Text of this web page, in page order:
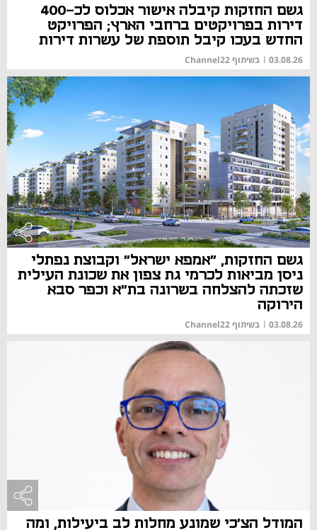
גשם החזקות קיבלה אישור אכלוס לכ-400
דירות בפרויקטים ברחבי הארץ; הפרויקט
החדש בעכו קיבל תוספת של עשרות דירות
03.08.26
| בשיתוף Channel22
גשם החזקות, "אמפא ישראל" וקבוצת נפתלי
ניסן מביאות לכרמי גת צפון את שכונת העילית
שזכתה להצלחה בשרונה בת"א וכפר סבא
הירוקה
03.08.26
| בשיתוף Channel22
המודל הצ'כי שמונע מחלות לב ביעילות, ומה